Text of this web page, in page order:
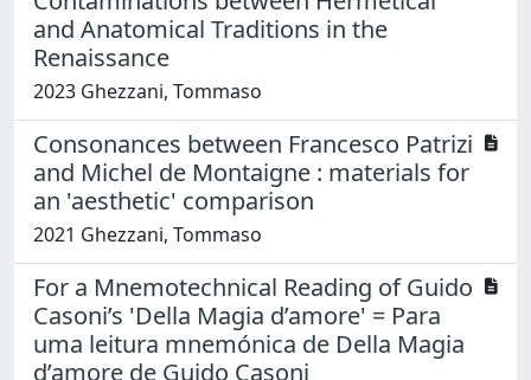
and Anatomical Traditions in the
Renaissance
2023 Ghezzani, Tommaso
Consonances between Francesco Patrizi
and Michel de Montaigne : materials for
an 'aesthetic' comparison
2021 Ghezzani, Tommaso
For a Mnemotechnical Reading of Guido
Casoni’s 'Della Magia d’amore' = Para
uma leitura mnemónica de Della Magia
d’amore de Guido Casoni